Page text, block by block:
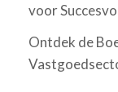
voor
Ontdek de